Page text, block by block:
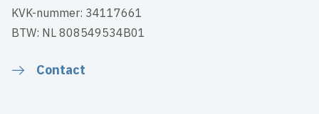
KVK-nummer: 34117661
BTW: NL 808549534B01
Contact